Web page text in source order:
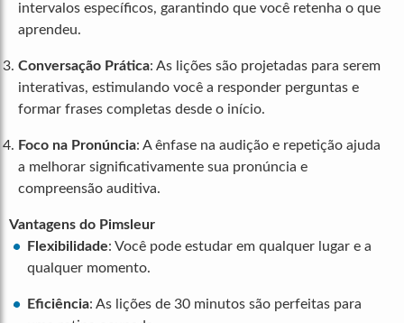
intervalos específicos, garantindo que você retenha o que
aprendeu.
Conversação Prática: As lições são projetadas para serem
interativas, estimulando você a responder perguntas e
formar frases completas desde o início.
Foco na Pronúncia: A ênfase na audição e repetição ajuda
a melhorar significativamente sua pronúncia e
compreensão auditiva.
Vantagens do Pimsleur
Flexibilidade: Você pode estudar em qualquer lugar e a
qualquer momento.
Eficiência: As lições de 30 minutos são perfeitas para